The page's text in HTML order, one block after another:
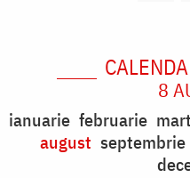
8
ianuarie februarie
august septembrie